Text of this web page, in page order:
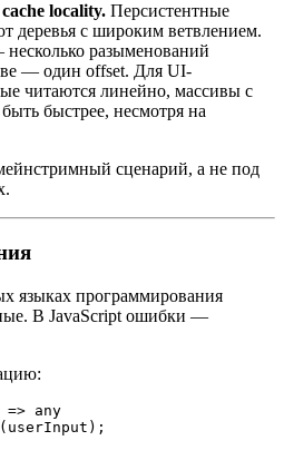
locality. Персистентные
деревья с широким ветвлением.
разыменований
— один offset. Для UI-
читаются линейно, массивы с
быстрее, несмотря на
сценарий, а не под
языках программирования
В JavaScript ошибки —
any